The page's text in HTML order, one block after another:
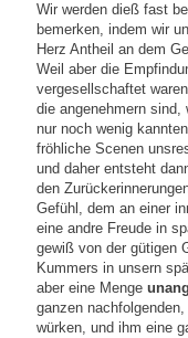
Wir werden dieß fast
bemerken, indem wir
Herz Antheil an dem
Weil aber die
vergesellschaftet
die angenehmern
nur noch wenig
fröhliche Scenen
und daher entsteht
den
Gefühl, dem an einer
eine andre Freude in
gewiß von der gütigen
Kummers in unsern
aber eine Menge
ganzen
würken, und ihm eine